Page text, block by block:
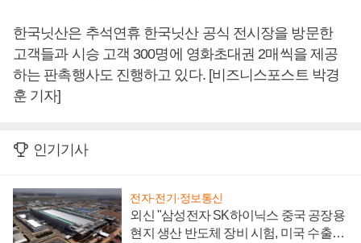
한국닛산은 추석연휴 한국닛산 공식 전시장을 방문한
고객들과 시승 고객 300명에 영화초대권 2매씩을 제공
하는 판촉행사도 진행하고 있다. [비즈니스포스트 박경
훈 기자]
인기기사
전자·전기·정보통신
외신 "삼성전자 SK하이닉스 중국 공장용
현지 생산 반도체 장비 시험, 미국 수출통